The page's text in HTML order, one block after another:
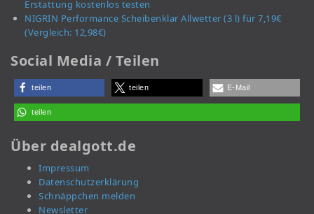
Erstattung kostenlos testen
NIGRIN Performance Scheibenklar Allwetter (3 l) für 7,19€
(Vergleich: 12,98€)
Social Media / Teilen
teilen teilen E-Mail
teilen
Über dealgott.de
Impressum
Datenschutzerklärung
Schnäppchen melden
Newsletter